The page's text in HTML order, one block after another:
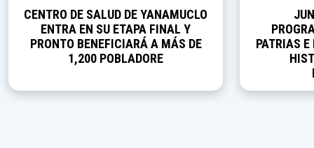
CENTRO DE SALUD DE YANAMUCLO
ENTRA EN SU ETAPA FINAL Y
PRONTO BENEFICIARÁ A MÁS DE
1,200 POBLADORE
PATRIAS